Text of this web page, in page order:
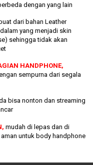
dengan yang lain
dari bahan Leather
yang menjadi skin
sehingga tidak akan
HANDPHONE,
sempurna dari segala
bisa nonton dan streaming
mudah di lepas dan di
untuk body handphone